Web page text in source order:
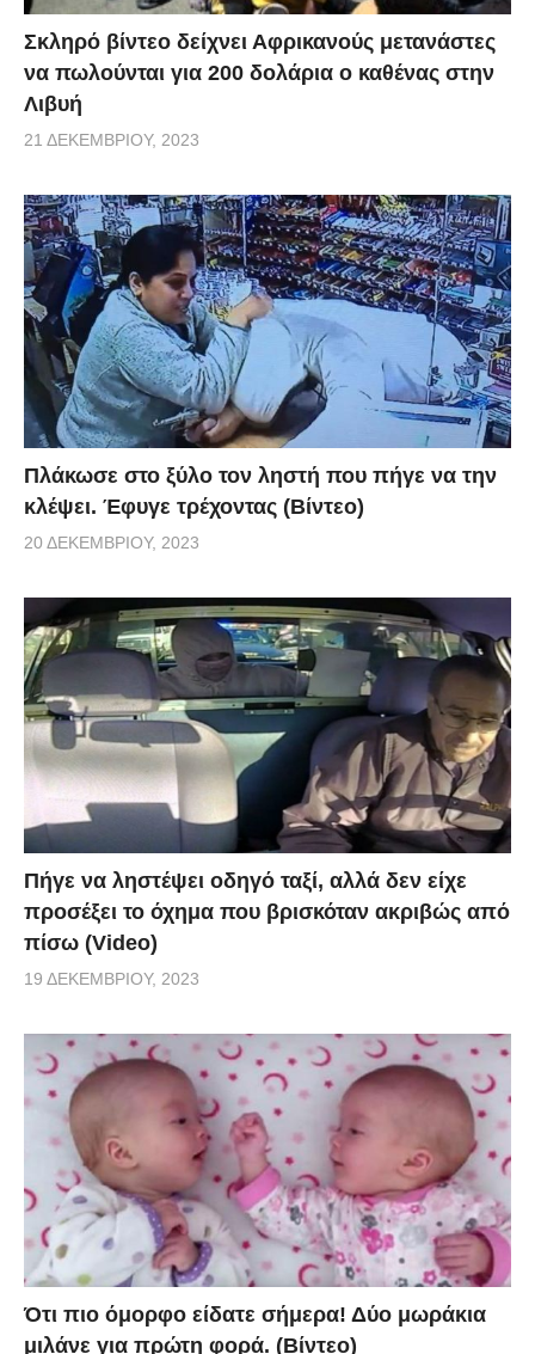
Σκληρό βίντεο δείχνει Αφρικανούς μετανάστες
να πωλούνται για 200 δολάρια ο καθένας στην
Λιβυή
21 ΔΕΚΕΜΒΡΊΟΥ, 2023
Πλάκωσε στο ξύλο τον ληστή που πήγε να την
κλέψει. Έφυγε τρέχοντας (Βίντεο)
20 ΔΕΚΕΜΒΡΊΟΥ, 2023
Πήγε να ληστέψει οδηγό ταξί, αλλά δεν είχε
προσέξει το όχημα που βρισκόταν ακριβώς από
πίσω (Video)
19 ΔΕΚΕΜΒΡΊΟΥ, 2023
Ότι πιο όμορφο είδατε σήμερα! Δύο μωράκια
μιλάνε για πρώτη φορά. (Βίντεο)